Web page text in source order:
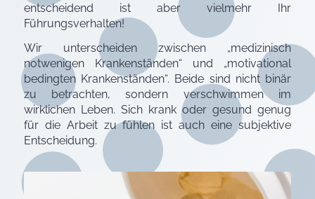
entscheidend ist aber vielmehr Ihr
Führungsverhalten!
Wir unterscheiden zwischen „medizinisch
notwenigen Krankenständen“ und „motivational
bedingten Krankenständen“. Beide sind nicht binär
zu betrachten, sondern verschwimmen im
wirklichen Leben. Sich krank oder gesund genug
für die Arbeit zu fühlen ist auch eine subjektive
Entscheidung.